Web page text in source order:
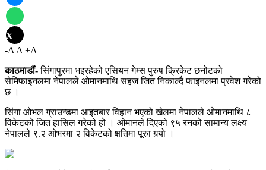
X
-A A +A
काठमाडौं-सिंगापुरमा भइरहेको एसियन गेम्स पुरुष क्रिकेट छनोटको
सेमिफाइनलमा नेपालले ओमानमाथि सहज जित निकाल्दै फाइनलमा प्रवेश गरेको
छ ।
सिंगा ओभल ग्राउन्डमा आइतबार विहान भएको खेलमा नेपालले ओमानमाथि ८
विकेटको जित हासिल गरेको हो । ओमानले दिएको ९५ रनको सामान्य लक्ष्य
नेपालले ९.२ ओभरमा २ विकेटको क्षतिमा पूरुा गर्‍यो ।